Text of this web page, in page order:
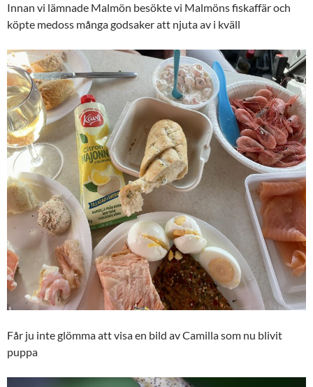
Innan vi lämnade Malmön besökte vi Malmöns fiskaffär och
köpte medoss många godsaker att njuta av i kväll
Får ju inte glömma att visa en bild av Camilla som nu blivit
puppa